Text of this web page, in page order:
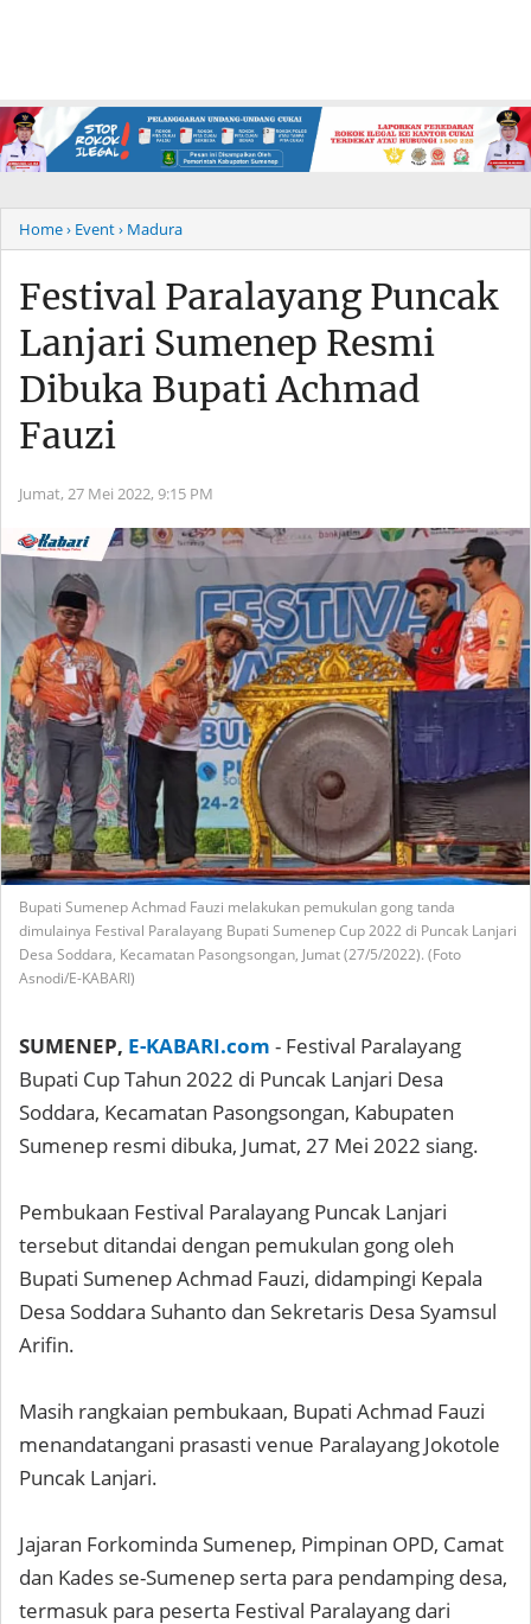
Home› Event› Madura
Festival Paralayang Puncak
Lanjari Sumenep Resmi
Dibuka Bupati Achmad
Fauzi
Jumat, 27 Mei 2022, 9:15 PM
Bupati Sumenep Achmad Fauzi melakukan pemukulan gong tanda
dimulainya Festival Paralayang Bupati Sumenep Cup 2022 di Puncak Lanjari
Desa Soddara, Kecamatan Pasongsongan, Jumat (27/5/2022). (Foto
Asnodi/E-KABARI)
SUMENEP, E-KABARI.com - Festival Paralayang
Bupati Cup Tahun 2022 di Puncak Lanjari Desa
Soddara, Kecamatan Pasongsongan, Kabupaten
Sumenep resmi dibuka, Jumat, 27 Mei 2022 siang.
Pembukaan Festival Paralayang Puncak Lanjari
tersebut ditandai dengan pemukulan gong oleh
Bupati Sumenep Achmad Fauzi, didampingi Kepala
Desa Soddara Suhanto dan Sekretaris Desa Syamsul
Arifin.
Masih rangkaian pembukaan, Bupati Achmad Fauzi
menandatangani prasasti venue Paralayang Jokotole
Puncak Lanjari.
Jajaran Forkominda Sumenep, Pimpinan OPD, Camat
dan Kades se-Sumenep serta para pendamping desa,
termasuk para peserta Festival Paralayang dari